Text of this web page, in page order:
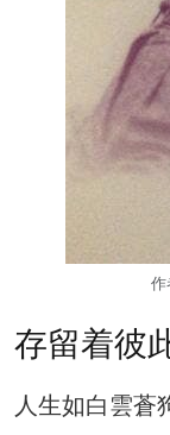
作
存留着彼
人生如白雲蒼